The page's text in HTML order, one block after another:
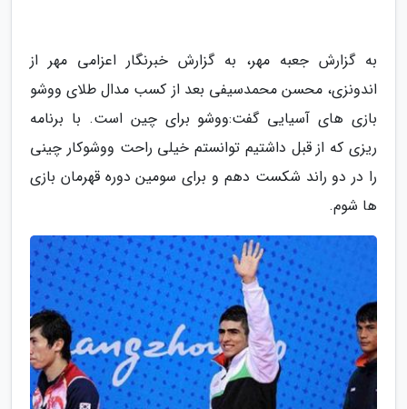
به گزارش جعبه مهر، به گزارش خبرنگار اعزامی مهر از
اندونزی، محسن محمدسیفی بعد از کسب مدال طلای ووشو
بازی های آسیایی گفت:ووشو برای چین است. با برنامه
ریزی که از قبل داشتیم توانستم خیلی راحت ووشوکار چینی
را در دو راند شکست دهم و برای سومین دوره قهرمان بازی
ها شوم.